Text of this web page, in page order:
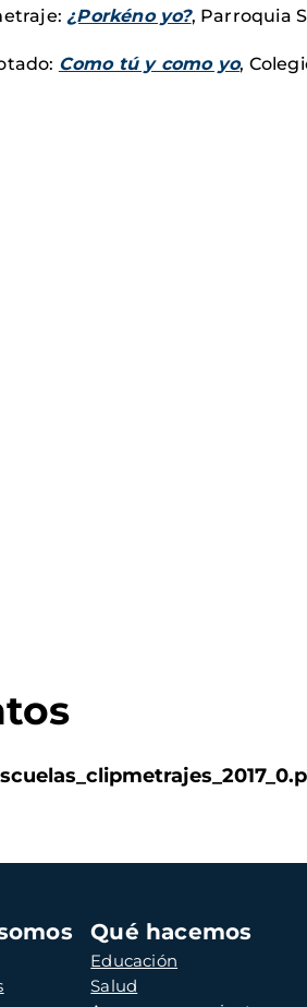
¿Porkéno yo?, Parroquia
Como tú y como yo,
Qué hacemos
Educación
Salud